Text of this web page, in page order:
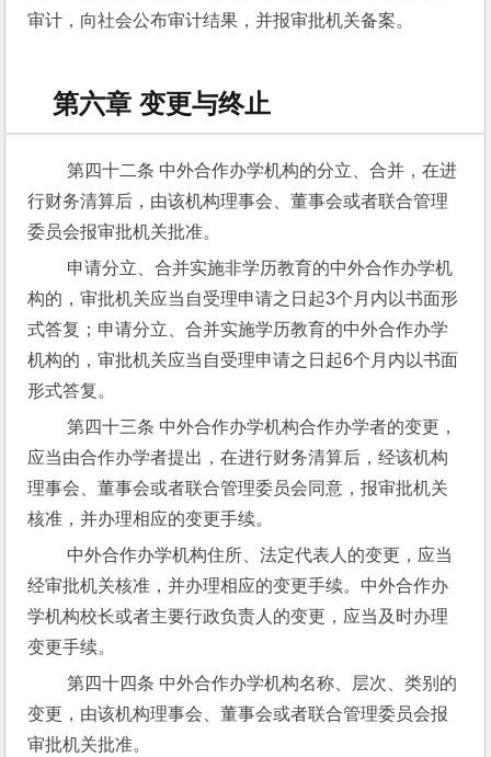
审计，向社会公布审计结果，并报审批机关备案。
第六章 变更与终止
第四十二条 中外合作办学机构的分立、合并，在进
行财务清算后，由该机构理事会、董事会或者联合管理
委员会报审批机关批准。
构的，审批机关应当自受理申请之日起3个月内以书面形
式答复；申请分立、合并实施学历教育的中外合作办学
机构的，审批机关应当自受理申请之日起6个月内以书面
形式答复。
第四十三条 中外合作办学机构合作办学者的变更，
应当由合作办学者提出，在进行财务清算后，经该机构
理事会、董事会或者联合管理委员会同意，报审批机关
核准，并办理相应的变更手续。
经审批机关核准，并办理相应的变更手续。中外合作办
学机构校长或者主要行政负责人的变更，应当及时办理
变更手续。
第四十四条 中外合作办学机构名称、层次、类别的
变更，由该机构理事会、董事会或者联合管理委员会报
审批机关批准。